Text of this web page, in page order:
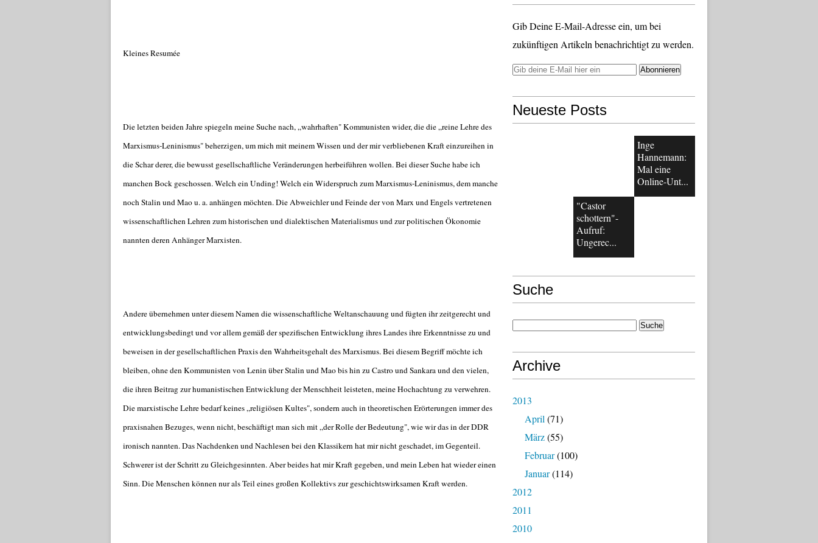
Kleines Resumée
Die letzten beiden Jahre spiegeln meine Suche nach, „wahrhaften" Kommunisten wider, die die „reine Lehre des
Marxismus-Leninismus" beherzigen, um mich mit meinem Wissen und der mir verbliebenen Kraft einzureihen in
die Schar derer, die bewusst gesellschaftliche Veränderungen herbeiführen wollen. Bei dieser Suche habe ich
manchen Bock geschossen. Welch ein Unding! Welch ein Widerspruch zum Marxismus-Leninismus, dem manche
noch Stalin und Mao u. a. anhängen möchten. Die Abweichler und Feinde der von Marx und Engels vertretenen
wissenschaftlichen Lehren zum historischen und dialektischen Materialismus und zur politischen Ökonomie
nannten deren Anhänger Marxisten.
Andere übernehmen unter diesem Namen die wissenschaftliche Weltanschauung und fügten ihr zeitgerecht und
entwicklungsbedingt und vor allem gemäß der spezifischen Entwicklung ihres Landes ihre Erkenntnisse zu und
beweisen in der gesellschaftlichen Praxis den Wahrheitsgehalt des Marxismus. Bei diesem Begriff möchte ich
bleiben, ohne den Kommunisten von Lenin über Stalin und Mao bis hin zu Castro und Sankara und den vielen,
die ihren Beitrag zur humanistischen Entwicklung der Menschheit leisteten, meine Hochachtung zu verwehren.
Die marxistische Lehre bedarf keines „religiösen Kultes", sondern auch in theoretischen Erörterungen immer des
praxisnahen Bezuges, wenn nicht, beschäftigt man sich mit „der Rolle der Bedeutung", wie wir das in der DDR
ironisch nannten. Das Nachdenken und Nachlesen bei den Klassikern hat mir nicht geschadet, im Gegenteil.
Schwerer ist der Schritt zu Gleichgesinnten. Aber beides hat mir Kraft gegeben, und mein Leben hat wieder einen
Sinn. Die Menschen können nur als Teil eines großen Kollektivs zur geschichtswirksamen Kraft werden.
Gib Deine E-Mail-Adresse ein, um bei
zukünftigen Artikeln benachrichtigt zu werden.
Neueste Posts
Inge
Hannemann:
Mal eine
Online-Unt...
"Castor
schottern"-
Aufruf:
Ungerec...
Suche
Archive
2013
April (71)
März(55)
Februar(100)
Januar(114)
2012
2011
2010